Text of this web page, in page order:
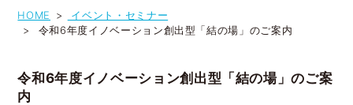
HOME
イベント・セミナー
令和6年度イノベーション創出型「結の場」のご案内
令和6年度イノベーション創出型「結の場」のご案
内